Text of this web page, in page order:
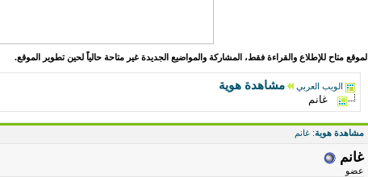
الموقع متاح للإطلاع والقراءة فقط، المشاركة والمواضيع الجديدة غير متاحة حالياً لحين تطوير الموقع.
الويب العربي مشاهدة هوية
غانم
مشاهدة هوية: غانم
غانم
عضو